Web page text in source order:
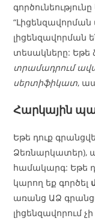
“Լիցենզավորման
լիցենզավորման
տեսակները: Եթե
տրամադրում
սերտիֆիկատ,
Հարկային
Եթե դուք
Ձեռնարկատեր),
համակարգ: Եթե
կարող եք գործել
առանց ԱՁ
լիցենզավորում